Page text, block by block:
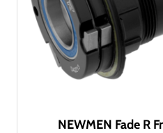
NEWMEN Fade R